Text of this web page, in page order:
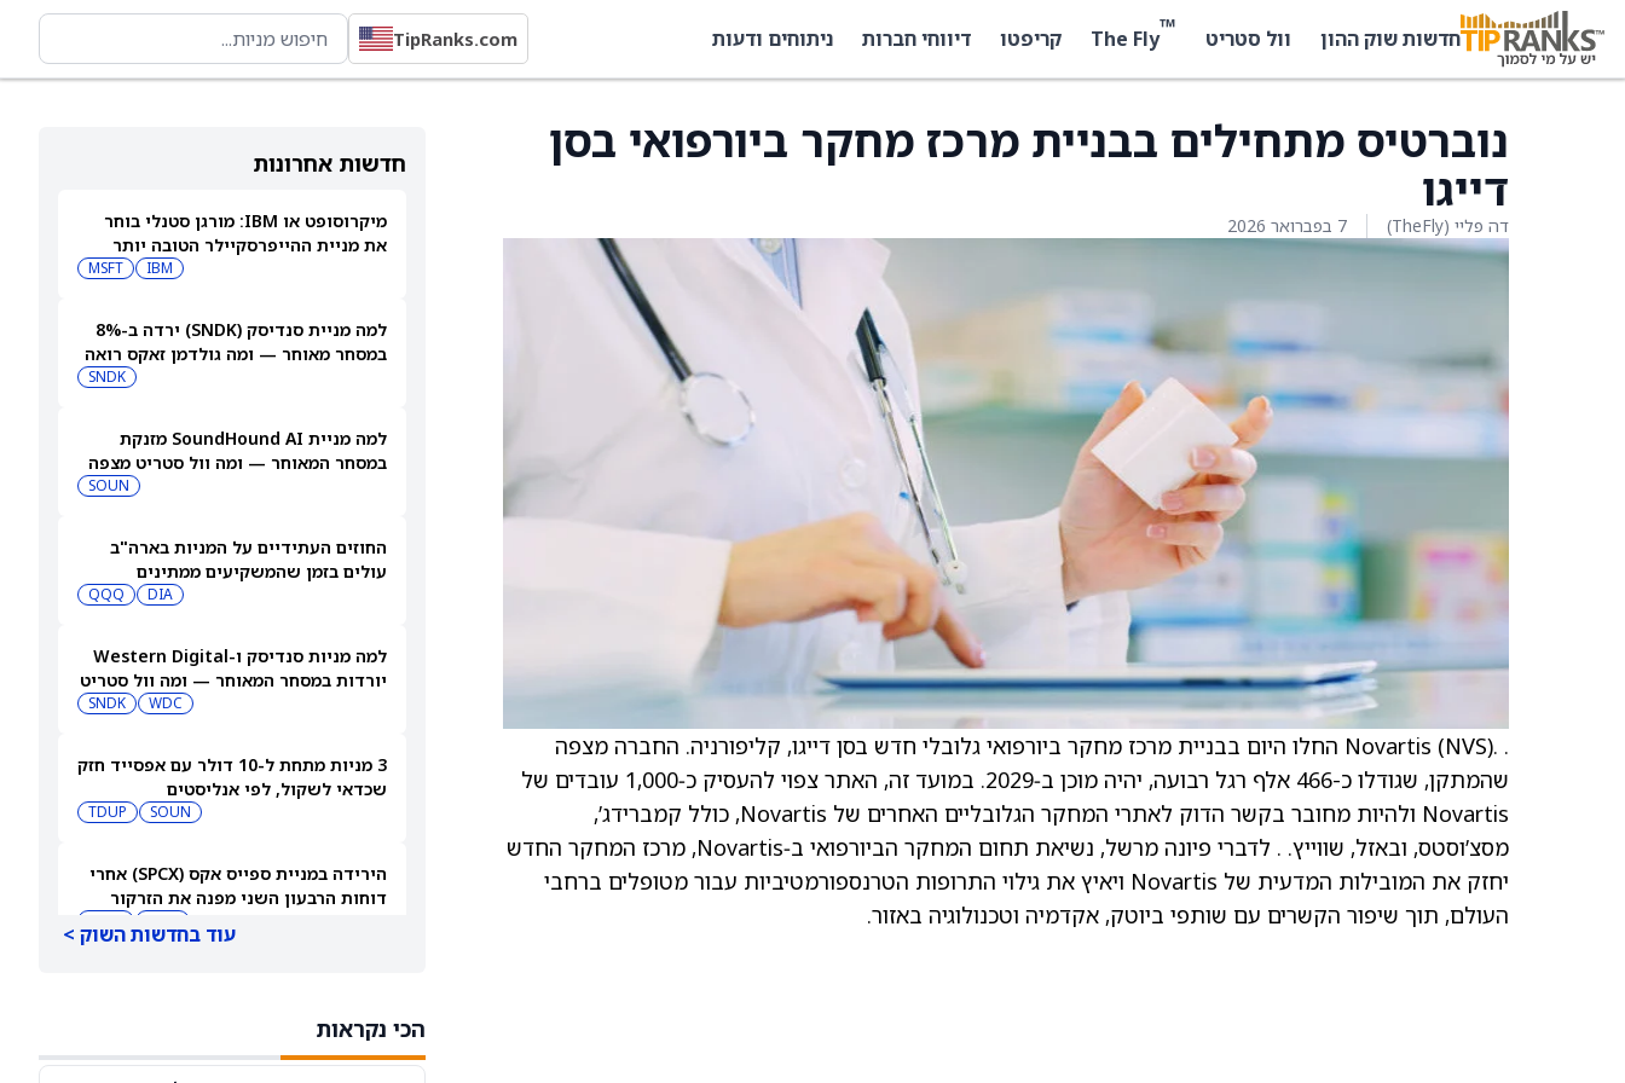
חדשות שוק ההון וול סטריט ™
The Fly קריפטו דיווחי חברות ניתוחים ודעות TipRanks.com
חדשות אחרונות
מיקרוסופט או IBM: מורגן סטנלי בוחר
את מניית ההייפרסקיילר הטובה יותר
IBM
MSFT
למה מניית סנדיסק (SNDK) ירדה ב-8%
במסחר מאוחר — ומה גולדמן זאקס רואה
SNDK
למה מניית SoundHound AI מזנקת
במסחר המאוחר — ומה וול סטריט מצפה
SOUN
החוזים העתידיים על המניות בארה"ב
עולים בזמן שהמשקיעים ממתינים
DIA
QQQ
למה מניות סנדיסק ו-Western Digital
יורדות במסחר המאוחר — ומה וול סטריט
WDC
SNDK
3 מניות מתחת ל-10 דולר עם אפסייד חזק
שכדאי לשקול, לפי אנליסטים
SOUN
TDUP
הירידה במניית ספייס אקס (SPCX) אחרי
דוחות הרבעון השני מפנה את הזרקור
לקרנות סל חלל עם חשיפה גבוהה
מחירי היעד. הנה הסיבה
עוד בחדשות השוק >
הכי נקראות
נוברטיס מתחילים בבניית מרכז מחקר ביורפואי בסן
דייגו
דה פליי (TheFly) 7 בפברואר 2026
. .Novartis (NVS) החלו היום בבניית מרכז מחקר ביורפואי גלובלי חדש בסן דייגו, קליפורניה. החברה מצפה
שהמתקן, שגודלו כ-466 אלף רגל רבועה, יהיה מוכן ב‑2029. במועד זה, האתר צפוי להעסיק כ‑1,000 עובדים של
Novartis ולהיות מחובר בקשר הדוק לאתרי המחקר הגלובליים האחרים של Novartis, כולל קמברידג’,
מסצ’וסטס, ובאזל, שווייץ. . לדברי פיונה מרשל, נשיאת תחום המחקר הביורפואי ב‑Novartis, מרכז המחקר החדש
יחזק את המובילות המדעית של Novartis ויאיץ את גילוי התרופות הטרנספורמטיביות עבור מטופלים ברחבי
העולם, תוך שיפור הקשרים עם שותפי ביוטק, אקדמיה וטכנולוגיה באזור.